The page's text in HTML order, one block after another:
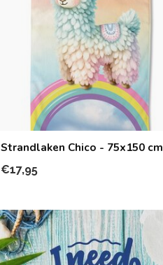
Strandlaken Chico - 75x150 cm
€17,95